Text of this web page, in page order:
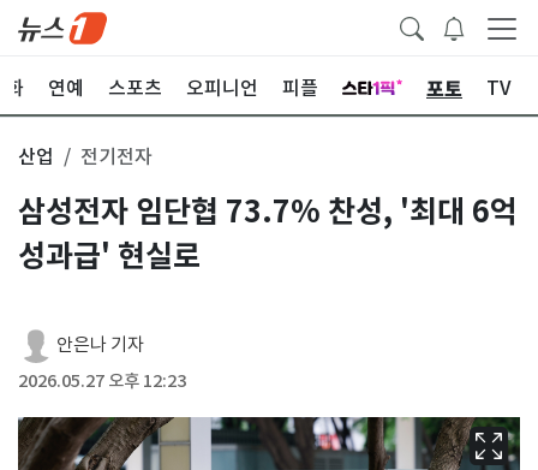
화 연예 스포츠 오피니언 피플 포토 TV
산업 전기전자
삼성전자 임단협 73.7% 찬성, '최대 6억
성과급' 현실로
안은나 기자
2026.05.27 오후 12:23